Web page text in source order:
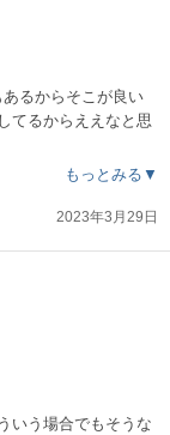
るからそこが良い
てるからええなと思
もっとみる▼
2023年3月29日
いう場合でもそうな